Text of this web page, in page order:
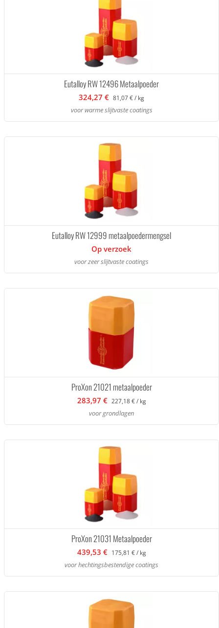
Eutalloy RW 12496 Metaalpoeder
324,27 € 81,07 € / kg
voor warme slijtvaste coatings
Eutalloy RW 12999 metaalpoedermengsel
Op verzoek
voor zeer slijtvaste coatings
ProXon 21021 metaalpoeder
283,97 € 227,18 € / kg
voor grondlagen
ProXon 21031 Metaalpoeder
439,53 € 175,81 € / kg
voor hechtingsbestendige coatings